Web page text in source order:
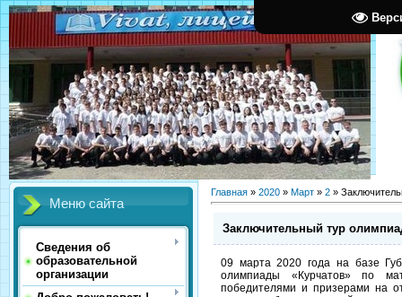
Меню сайта
Сведения об
образовательной
организации
Главная » 2020 » Март » 2 »
Заключительный тур
09 марта 2020 года на базе
олимпиады «Курчатов» по
победителями и призерами на